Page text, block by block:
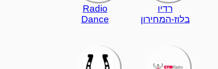
רדיו
בלוז-המחירון
Radio
Dance